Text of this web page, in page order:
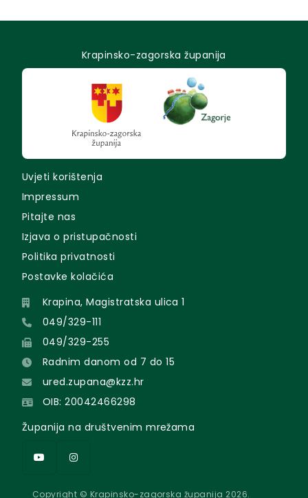
Krapinsko-zagorska županija
Uvjeti korištenja
Impressum
Pitajte nas
Izjava o pristupačnosti
Politika privatnosti
Postavke kolačića
Krapina, Magistratska ulica 1
049/329-111
049/329-255
Radnim danom od 7 do 15
ured.zupana@kzz.hr
OIB: 20042466298
Županija na društvenim mrežama
Copyright © Krapinsko-zagorska županija 2026.